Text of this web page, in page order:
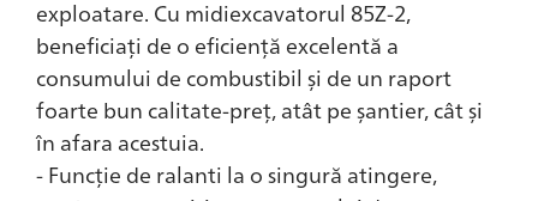
exploatare. Cu midiexcavatorul 85Z-2,
beneficiați de o eficiență excelentă a
consumului de combustibil și de un raport
foarte bun calitate-preț, atât pe șantier, cât și
în afara acestuia.
- Funcție de ralanti la o singură atingere,